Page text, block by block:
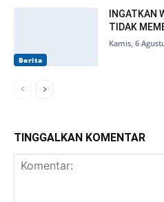
Berita
INGATKAN
TIDAK
Kamis, 6
TINGGALKAN KOMENTAR